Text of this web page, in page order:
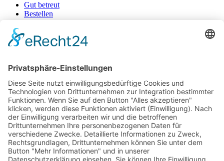
Gut betreut
Bestellen
Kontakt
Impressum
Nicolai Apotheke
Harald Brückner e.K.
Langebrückstr. 16
24340 Eckernförde
info@nicolai-apotheke.de
Telefon 04351-71700